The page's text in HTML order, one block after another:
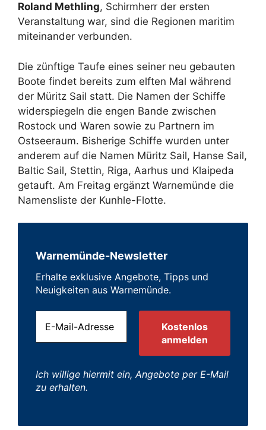
Roland Methling, Schirmherr der ersten
Veranstaltung war, sind die Regionen maritim
miteinander verbunden.
Die zünftige Taufe eines seiner neu gebauten
Boote findet bereits zum elften Mal während
der Müritz Sail statt. Die Namen der Schiffe
widerspiegeln die engen Bande zwischen
Rostock und Waren sowie zu Partnern im
Ostseeraum. Bisherige Schiffe wurden unter
anderem auf die Namen Müritz Sail, Hanse Sail,
Baltic Sail, Stettin, Riga, Aarhus und Klaipeda
getauft. Am Freitag ergänzt Warnemünde die
Namensliste der Kunhle-Flotte.
Warnemünde-Newsletter
Erhalte exklusive Angebote, Tipps und
Neuigkeiten aus Warnemünde.
Ich willige hiermit ein, Angebote per E-Mail
zu erhalten.